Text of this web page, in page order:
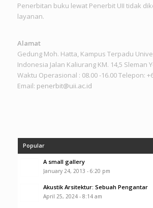
Penerbitan buku lewat Penerbit UII tidak
layanan.
Alamat
Gedung Moh. Hatta, Kampus Terpadu
Indonesia Jalan Kaliurang KM. 14,5 Sleman
Waktu Operasional : 08.00 -16.00 Telepon:
Email: penerbit@uii.ac.id
Popular
A small gallery
January 24, 2013 - 6:20 pm
Akustik Arsitektur: Sebuah Pengantar
April 25, 2024 - 8:14 am